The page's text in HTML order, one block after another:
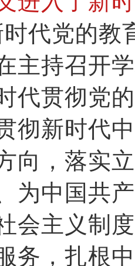
代党的教
主持召开
代贯彻党
彻新时代
向，落实
为中国共
会主义制
务，扎根